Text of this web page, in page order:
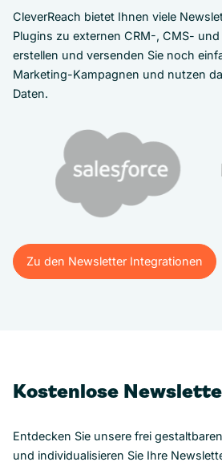
CleverReach bietet Ihnen viele
Plugins zu externen CRM-, CMS-
erstellen und versenden Sie noch
Marketing-Kampagnen und nutzen
Daten.
Zu den Newsletter Integrationen
Zu den Newsletter Integrationen
Kostenlose
Entdecken Sie unsere frei
und individualisieren Sie Ihre